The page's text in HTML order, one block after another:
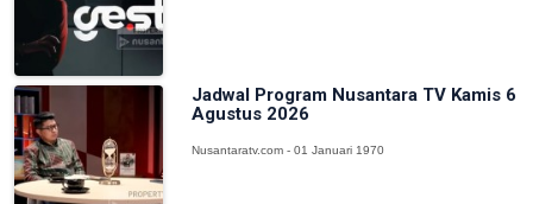
Jadwal Program Nusantara TV Kamis 6
Agustus 2026
Nusantaratv.com - 01 Januari 1970